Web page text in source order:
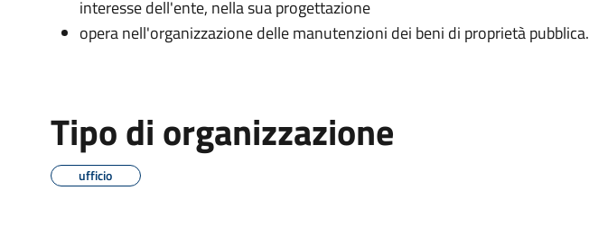
interesse dell'ente, nella sua progettazione
opera nell'organizzazione delle manutenzioni dei beni di proprietà pubblica.
Tipo di organizzazione
ufficio